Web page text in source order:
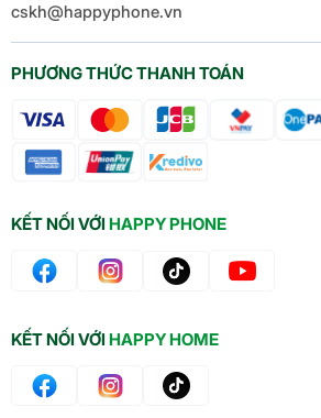
PHƯƠNG THỨC THANH TOÁN
KẾT NỐI VỚIHAPPY PHONE
cskh@happyphone.vn
KẾT NỐI VỚIHAPPY HOME